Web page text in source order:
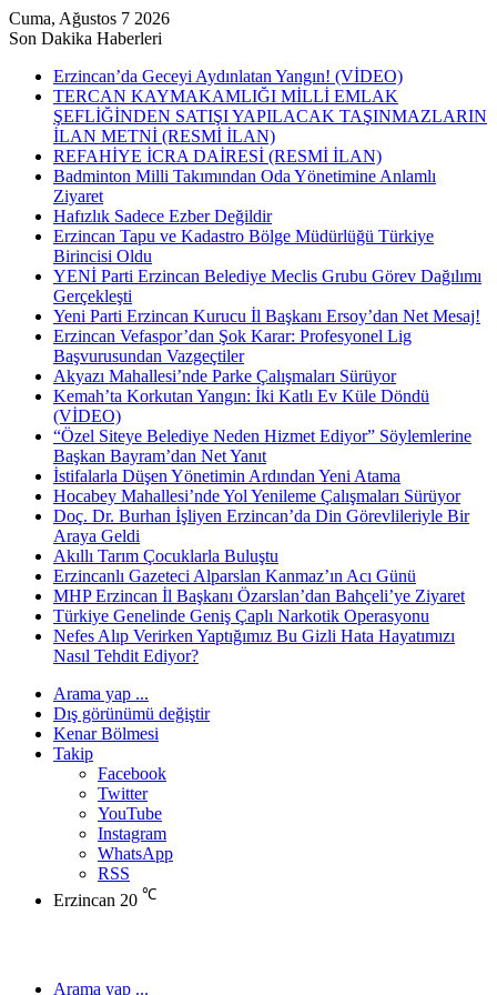
Cuma, Ağustos 7 2026
Son Dakika Haberleri
Erzincan’da Geceyi Aydınlatan Yangın! (VİDEO)
TERCAN KAYMAKAMLIĞI MİLLİ EMLAK
ŞEFLİĞİNDEN SATIŞI YAPILACAK TAŞINMAZLARIN
İLAN METNİ (RESMİ İLAN)
REFAHİYE İCRA DAİRESİ (RESMİ İLAN)
Badminton Milli Takımından Oda Yönetimine Anlamlı
Ziyaret
Hafızlık Sadece Ezber Değildir
Erzincan Tapu ve Kadastro Bölge Müdürlüğü Türkiye
Birincisi Oldu
YENİ Parti Erzincan Belediye Meclis Grubu Görev Dağılımı
Gerçekleşti
Yeni Parti Erzincan Kurucu İl Başkanı Ersoy’dan Net Mesaj!
Erzincan Vefaspor’dan Şok Karar: Profesyonel Lig
Başvurusundan Vazgeçtiler
Akyazı Mahallesi’nde Parke Çalışmaları Sürüyor
Kemah’ta Korkutan Yangın: İki Katlı Ev Küle Döndü
(VİDEO)
“Özel Siteye Belediye Neden Hizmet Ediyor” Söylemlerine
Başkan Bayram’dan Net Yanıt
İstifalarla Düşen Yönetimin Ardından Yeni Atama
Hocabey Mahallesi’nde Yol Yenileme Çalışmaları Sürüyor
Doç. Dr. Burhan İşliyen Erzincan’da Din Görevlileriyle Bir
Araya Geldi
Akıllı Tarım Çocuklarla Buluştu
Erzincanlı Gazeteci Alparslan Kanmaz’ın Acı Günü
MHP Erzincan İl Başkanı Özarslan’dan Bahçeli’ye Ziyaret
Türkiye Genelinde Geniş Çaplı Narkotik Operasyonu
Nefes Alıp Verirken Yaptığımız Bu Gizli Hata Hayatımızı
Nasıl Tehdit Ediyor?
Arama yap ...
Dış görünümü değiştir
Kenar Bölmesi
Takip
Facebook
Twitter
YouTube
Instagram
WhatsApp
RSS
Erzincan 20 ℃
Arama yap ...